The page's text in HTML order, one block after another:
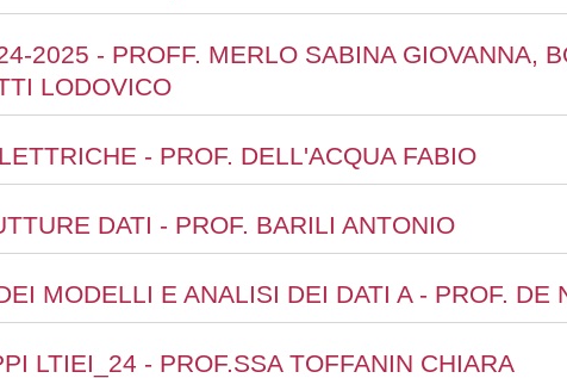
2025 - PROFF. MERLO SABINA GIOVANNA,
LODOVICO
- PROF. DELL'ACQUA FABIO
DATI - PROF. BARILI ANTONIO
MODELLI E ANALISI DEI DATI A - PROF. DE
LTIEI_24 - PROF.SSA TOFFANIN CHIARA